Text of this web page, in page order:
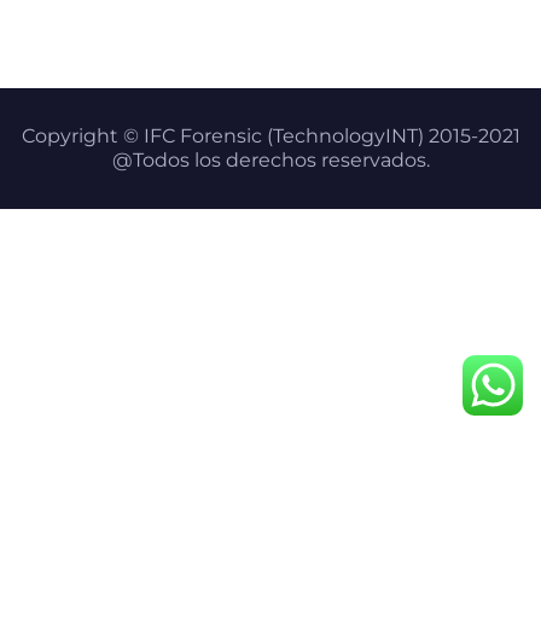
Copyright © IFC Forensic (TechnologyINT) 2015-2021
@Todos los derechos reservados.